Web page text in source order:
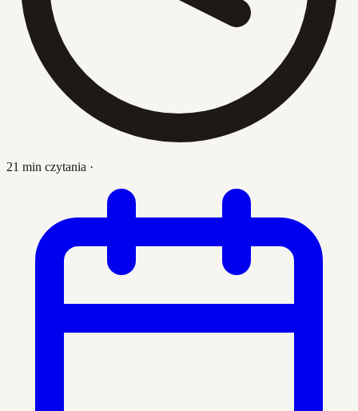
21 min czytania ·